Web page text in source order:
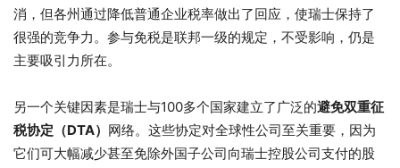
消，但各州通过降低普通企业税率做出了回应，使瑞士保持了
很强的竞争力。参与免税是联邦一级的规定，不受影响，仍是
主要吸引力所在。
另一个关键因素是瑞士与100多个国家建立了广泛的避免双重征
税协定（DTA） 网络。这些协定对全球性公司至关重要，因为
它们可大幅减少甚至免除外国子公司向瑞士控股公司支付的股